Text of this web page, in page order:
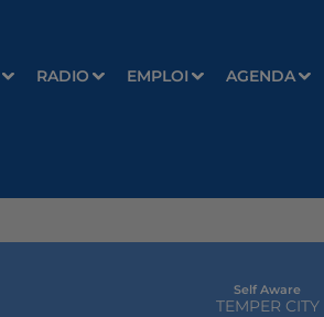
RADIO EMPLOI AGENDA
Self Aware
TEMPER CITY